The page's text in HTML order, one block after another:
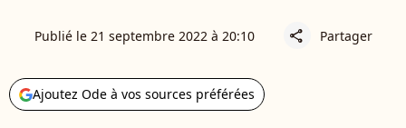
Publié le 21 septembre 2022 à 20:10 share Partager
Ajoutez Ode à vos sources préférées